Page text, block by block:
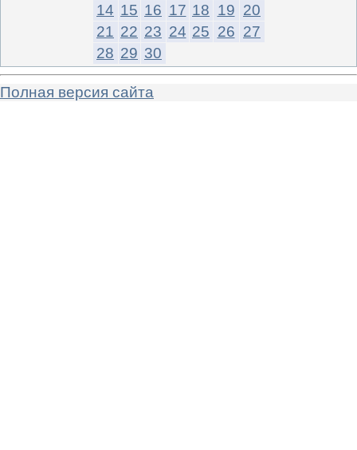
14 15 16 17 18 19 20
21 22 23 24 25 26 27
28 29 30
Полная версия сайта